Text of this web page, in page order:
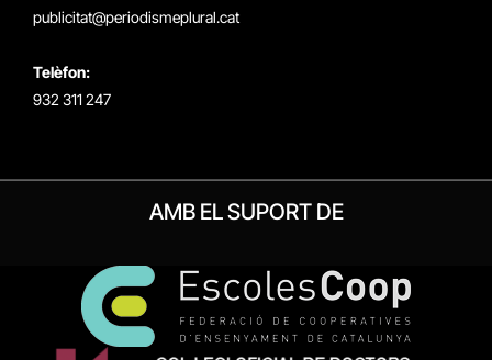
publicitat@periodismeplural.cat
Telèfon:
932 311 247
AMB EL SUPORT DE